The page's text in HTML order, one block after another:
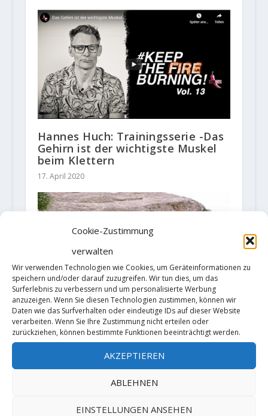
Cookie-Zustimmung
verwalten
Wir verwenden Technologien wie Cookies, um Geräteinformationen zu
speichern und/oder darauf zuzugreifen. Wir tun dies, um das
Surferlebnis zu verbessern und um personalisierte Werbung
anzuzeigen. Wenn Sie diesen Technologien zustimmen, können wir
Daten wie das Surfverhalten oder eindeutige IDs auf dieser Website
verarbeiten. Wenn Sie Ihre Zustimmung nicht erteilen oder
zurückziehen, können bestimmte Funktionen beeinträchtigt werden.
AKZEPTIEREN
ABLEHNEN
EINSTELLUNGEN ANSEHEN
Hannes Huch: Trainingsserie -Das
Gehirn ist der wichtigste Muskel
beim Klettern
17. April 2020
Shawn and Brooke Raboutou
sends "Box Therapy" (8C)